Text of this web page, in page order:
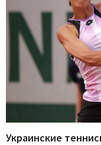
Украинские